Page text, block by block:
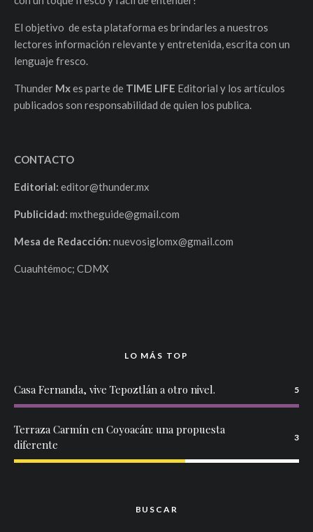
El objetivo de esta plataforma es brindarles a nuestros
lectores información relevante y entretenida, escrita con un
lenguaje fresco.
Thunder Mxes parte de TIME LIFE Editorial y los artículos
publicados son responsabilidad de quien los publica.
CONTACTO
Editorial: editor@thunder.mx
Publicidad: mxtheguide@gmail.com
Mesa de Redacción: nuevosiglomx@gmail.com
Cuauhtémoc; CDMX
LO MÁS TOP
Casa Fernanda, vive Tepoztlán a otro nivel. 5
Terraza Carmín en Coyoacán: una propuesta
diferente
3
BUSCAR